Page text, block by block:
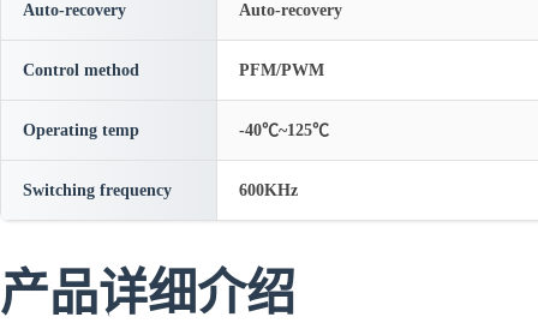
Auto-recovery Auto-recovery
Control method PFM/PWM
Operating temp -40℃~125℃
Switching frequency 600KHz
产品详细介绍